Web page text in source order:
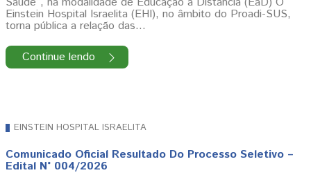
Einstein Hospital Israelita (EHI), no âmbito do Proadi-SUS,
torna pública a relação das…
Continue lendo
EINSTEIN HOSPITAL ISRAELITA
Comunicado Oficial Resultado Do Processo Seletivo –
Edital N° 004/2026